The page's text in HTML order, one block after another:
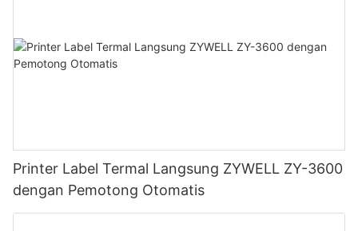
Printer Label Termal Langsung ZYWELL ZY-3600
dengan Pemotong Otomatis